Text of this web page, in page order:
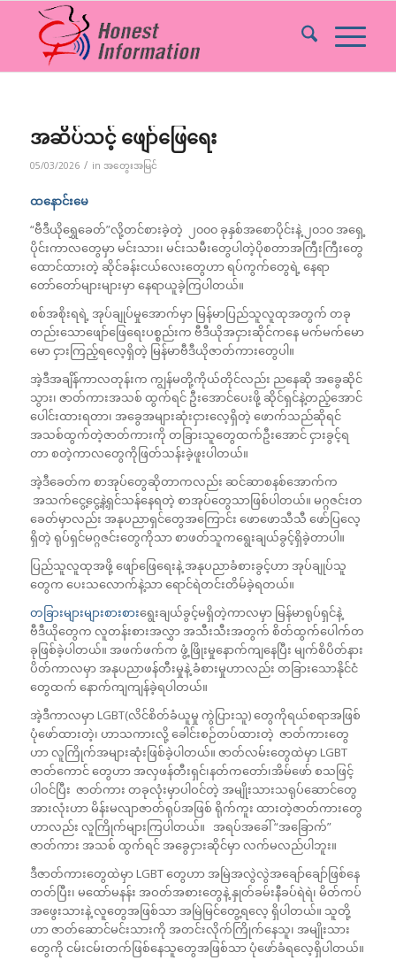
အဆိပ်သင့် ဖျော်ဖြေရေး
05/03/2026 / in အတွေးအမြင်
ထနောင်းမေ
“ဗီဒီယိုရွှေခေတ်”လို့တင်စားခဲ့တဲ့ ၂၀၀၀ ခုနှစ်အစောပိုင်းနဲ့ ၂၀၁၀ အရှေ့
ပိုင်းကာလတွေမှာ မင်းသား၊ မင်းသမီးတွေပါတဲ့ပိုစတာအကြီးကြီးတွေ
ထောင်ထားတဲ့ ဆိုင်ခန်းငယ်လေးတွေဟာ ရပ်ကွက်တွေရဲ့ နေရာ
တော်တော်များများမှာ နေရာယူခဲ့ကြပါတယ်။
စစ်အစိုးရရဲ့ အုပ်ချုပ်မှုအောက်မှာ မြန်မာပြည်သူလူထုအတွက် တခု
တည်းသောဖျော်ဖြေရေးပစ္စည်းက ဗီဒီယိုအငှားဆိုင်ကနေ မက်မက်မော
မော ငှားကြည့်ရလေ့ရှိတဲ့ မြန်မာဗီဒီယိုဇာတ်ကားတွေပါ။
အဲ့ဒီအချိန်ကာလတုန်းက ကျွန်မတို့ကိုယ်တိုင်လည်း ညနေဆို အခွေဆိုင်
သွား၊ ဇာတ်ကားအသစ် ထွက်ရင် ဦးအောင်ပေးဖို့ ဆိုင်ရှင်နဲ့တည့်အောင်
ပေါင်းထားရတာ၊ အခွေအများဆုံးငှားလေ့ရှိတဲ့ ဖောက်သည်ဆိုရင်
အသစ်ထွက်တဲ့ဇာတ်ကားကို တခြားသူတွေထက်ဦးအောင် ငှားခွင့်ရ
တာ စတဲ့ကာလတွေကိုဖြတ်သန်းခဲ့ဖူးပါတယ်။
အဲ့ဒီခေတ်က စာအုပ်တွေဆိုတာကလည်း ဆင်ဆာစနစ်အောက်က
အသက်ငွေ့ငွေ့နဲ့ရှင်သန်နေရတဲ့ စာအုပ်တွေသာဖြစ်ပါတယ်။ မဂ္ဂဇင်းတ
ခေတ်မှာလည်း အနုပညာရှင်တွေအကြောင်း ဖောဖောသီသီ ဖော်ပြလေ့
ရှိတဲ့ ရုပ်ရှင်မဂ္ဂဇင်းတွေကိုသာ စာဖတ်သူကရွေးချယ်ခွင့်ရှိခဲ့တာပါ။
ပြည်သူလူထုအဖို့ ဖျော်ဖြေရေးနဲ့ အနုပညာခံစားခွင့်ဟာ အုပ်ချုပ်သူ
တွေက ပေးသလောက်နဲ့သာ ရောင်ရဲတင်းတိမ်ခဲ့ရတယ်။
တခြားများများစားစားရွေးချယ်ခွင့်မရှိတဲ့ကာလမှာ မြန်မာရုပ်ရှင်နဲ့
ဗီဒီယိုတွေက လူတန်းစားအလွှာ အသီးသီးအတွက် စိတ်ထွက်ပေါက်တ
ခုဖြစ်ခဲ့ပါတယ်။ အဖက်ဖက်က ဖွံ့ဖြိုးမှုနောက်ကျနေပြီး မျက်စိပိတ်နား
ပိတ်ကာလမှာ အနုပညာဖန်တီးမှုနဲ့ ခံစားမှုဟာလည်း တခြားသောနိုင်ငံ
တွေထက် နောက်ကျကျန်ခဲ့ရပါတယ်။
အဲ့ဒီကာလမှာ LGBT(လိင်စိတ်ခံယူမှု ကွဲပြားသူ) တွေကိုရယ်စရာအဖြစ်
ပုံဖော်ထားတဲ့၊ ဟာသကားလို့ ခေါင်းစဉ်တပ်ထားတဲ့ ဇာတ်ကားတွေ
ဟာ လူကြိုက်အများဆုံးဖြစ်ခဲ့ပါတယ်။ ဇာတ်လမ်းတွေထဲမှာ LGBT
ဇာတ်ကောင် တွေဟာ အလှဖန်တီးရှင်၊နတ်ကတော်၊အိမ်ဖော် စသဖြင့်
ပါဝင်ပြီး ဇာတ်ကား တခုလုံးမှာပါဝင်တဲ့ အမျိုးသားသရုပ်ဆောင်တွေ
အားလုံးဟာ မိန်းမလျာဇာတ်ရုပ်အဖြစ် ရိုက်ကူး ထားတဲ့ဇာတ်ကားတွေ
ဟာလည်း လူကြိုက်များကြပါတယ်။ အရပ်အခေါ် “အခြောက်”
ဇာတ်ကား အသစ် ထွက်ရင် အခွေငှားဆိုင်မှာ လက်မလည်ပါဘူး။
ဒီဇာတ်ကားတွေထဲမှာ LGBT တွေဟာ အမြဲအလွဲလွဲအချော်ချော်ဖြစ်နေ
တတ်ပြီး၊ မထော်မနန်း အဝတ်အစားတွေနဲ့ နှုတ်ခမ်းနီခပ်ရဲရဲ၊ မိတ်ကပ်
အဖွေးသားနဲ့ လူတွေအဖြစ်သာ အမြဲမြင်တွေ့ရလေ့ ရှိပါတယ်။ သူတို့
ဟာ ဇာတ်ဆောင်မင်းသားကို အတင်းလိုက်ကြိုက်နေသူ၊ အမျိုးသား
တွေကို ငမ်းငမ်းတက်ဖြစ်နေသူတွေအဖြစ်သာ ပုံဖော်ခံရလေ့ရှိပါတယ်။